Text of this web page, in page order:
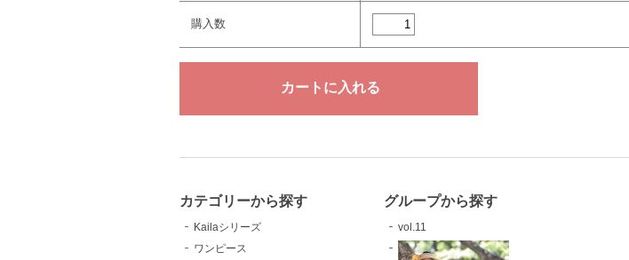
購入数
カテゴリーから探す
Kailaシリーズ
ワンピース
グループから探す
vol.11